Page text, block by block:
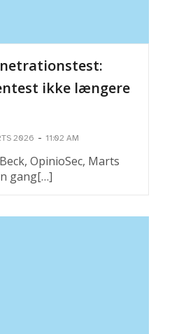
ikke længere
2026 - 11:02 AM
OpinioSec, Marts
gang[…]